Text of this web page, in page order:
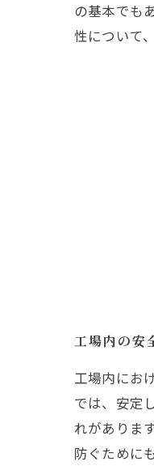
の基本でも
性について
工場内の安
工場内にお
では、安定
れがありま
防ぐために